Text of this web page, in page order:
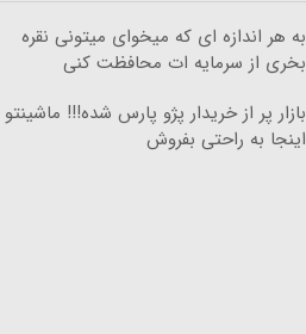
به هر اندازه ای که میخوای میتونی نقره
بخری از سرمایه ات محافظت کنی
بازار پر از خریدار پژو پارس شده!!! ماشینتو
اینجا به راحتی بفروش